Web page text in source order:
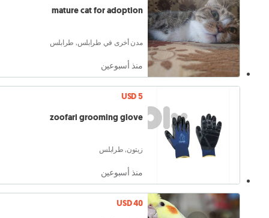
mature cat for adoption
مدن أخرى في طرابلس, طرابلس
منذ أسبوعين
USD 5
zoofari grooming glove
زيتون, طرابلس
منذ أسبوعين
USD 40